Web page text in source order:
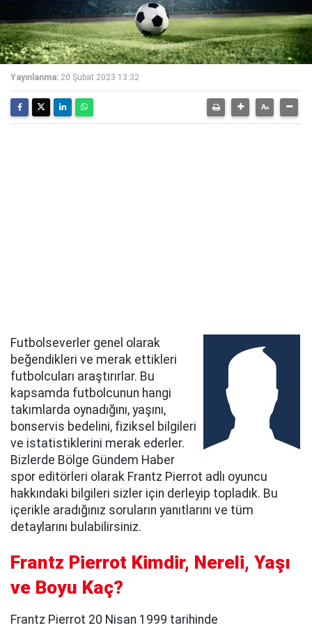
Yayınlanma: 20 Şubat 2023 13:32
Futbolseverler genel olarak
beğendikleri ve merak ettikleri
futbolcuları araştırırlar. Bu
kapsamda futbolcunun hangi
takımlarda oynadığını, yaşını,
bonservis bedelini, fiziksel bilgileri
ve istatistiklerini merak ederler.
Bizlerde Bölge Gündem Haber
spor editörleri olarak Frantz Pierrot adlı oyuncu
hakkındaki bilgileri sizler için derleyip topladık. Bu
içerikle aradığınız soruların yanıtlarını ve tüm
detaylarını bulabilirsiniz.
Frantz Pierrot Kimdir, Nereli, Yaşı
ve Boyu Kaç?
Frantz Pierrot 20 Nisan 1999 tarihinde